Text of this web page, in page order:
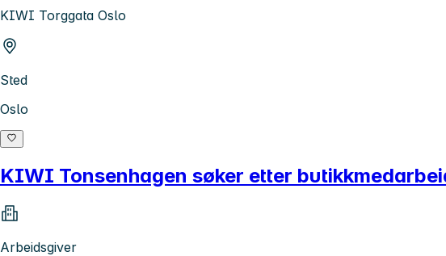
KIWI Torggata Oslo
Sted
Oslo
KIWI Tonsenhagen søker etter
Arbeidsgiver